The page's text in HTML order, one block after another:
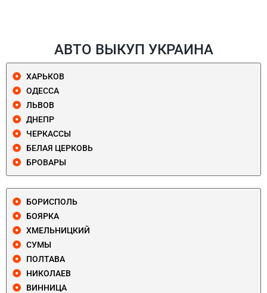
АВТО ВЫКУП УКРАИНА
ХАРЬКОВ
ОДЕССА
ЛЬВОВ
ДНЕПР
ЧЕРКАССЫ
БЕЛАЯ ЦЕРКОВЬ
БРОВАРЫ
БОРИСПОЛЬ
БОЯРКА
ХМЕЛЬНИЦКИЙ
СУМЫ
ПОЛТАВА
НИКОЛАЕВ
ВИННИЦА